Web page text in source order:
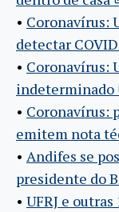
• Coronavírus:
detectar
• Coronavírus:
indeterminado
• Coronavírus:
emitem nota
• Andifes se
presidente do
• UFRJ e